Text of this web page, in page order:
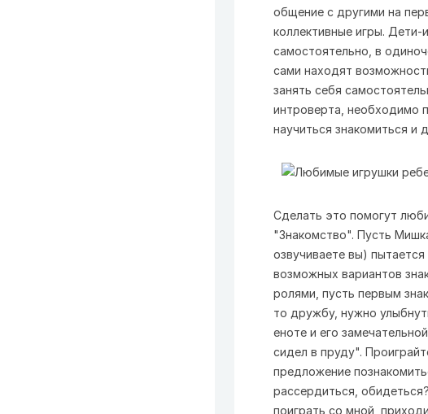
общение с другими на
коллективные игры.
самостоятельно, в
сами находят
занять себя
интроверта, необходимо
научиться знакомиться и
Сделать это помогут
"Знакомство". Пусть
озвучиваете вы)
возможных вариантов
ролями, пусть первым
то дружбу, нужно
еноте и его
сидел в пруду".
предложение
рассердиться,
поиграть со мной,